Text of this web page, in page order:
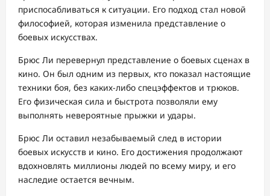
приспосабливаться к ситуации. Его подход стал новой
философией, которая изменила представление о
боевых искусствах.
Брюс Ли перевернул представление о боевых сценах в
кино. Он был одним из первых, кто показал настоящие
техники боя, без каких-либо спецэффектов и трюков.
Его физическая сила и быстрота позволяли ему
выполнять невероятные прыжки и удары.
Брюс Ли оставил незабываемый след в истории
боевых искусств и кино. Его достижения продолжают
вдохновлять миллионы людей по всему миру, и его
наследие остается вечным.